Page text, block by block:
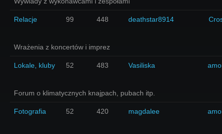
Relacje 99 448 deathstar8914
Wrażenia z koncertów i imprez
Lokale, kluby 52 483 Vasiliska
Forum o klimatycznych knajpach, pubach itp.
Fotografia 52 420 magdalee